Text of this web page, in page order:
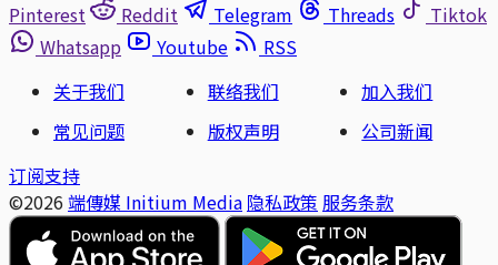
Pinterest
Reddit Telegram Threads
Tiktok
Whatsapp
Youtube
RSS
关于我们
联络我们
加入我们
常见问题
版权声明
公司新闻
订阅支持
©2026 端傳媒 Initium Media 隐私政策 服务条款